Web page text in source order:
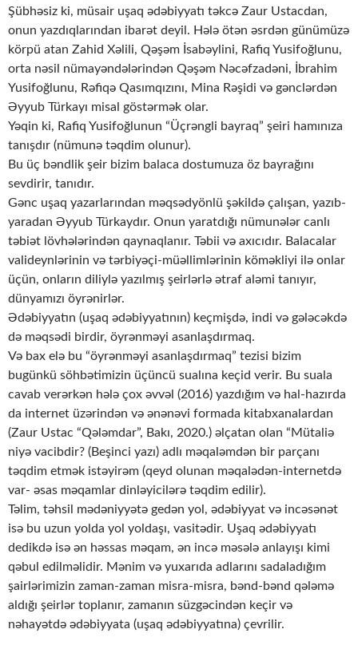
Şübhəsiz ki, müsair uşaq ədəbiyyatı təkcə Zaur Ustacdan,
onun yazdıqlarından ibarət deyil. Hələ ötən əsrdən günümüzə
körpü atan Zahid Xəlili, Qəşəm İsabəylini, Rafiq Yusifoğlunu,
orta nəsil nümayəndələrindən Qəşəm Nəcəfzadəni, İbrahim
Yusifoğlunu, Rəfiqə Qasımqızını, Mina Rəşidi və gənclərdən
Əyyub Türkayı misal göstərmək olar.
Yəqin ki, Rafiq Yusifoğlunun “Üçrəngli bayraq” şeiri hamınıza
tanışdır (nümunə təqdim olunur).
Bu üç bəndlik şeir bizim balaca dostumuza öz bayrağını
sevdirir, tanıdır.
Gənc uşaq yazarlarından məqsədyönlü şəkildə çalışan, yazıb-
yaradan Əyyub Türkaydır. Onun yaratdığı nümunələr canlı
təbiət lövhələrindən qaynaqlanır. Təbii və axıcıdır. Balacalar
valideynlərinin və tərbiyəçi-müəllimlərinin köməkliyi ilə onlar
üçün, onların diliylə yazılmış şeirlərlə ətraf aləmi tanıyır,
dünyamızı öyrənirlər.
Ədəbiyyatın (uşaq ədəbiyyatının) keçmişdə, indi və gələcəkdə
də məqsədi birdir, öyrənməyi asanlaşdırmaq.
Və bax elə bu “öyrənməyi asanlaşdırmaq” tezisi bizim
bugünkü söhbətimizin üçüncü sualına keçid verir. Bu suala
cavab verərkən hələ çox əvvəl (2016) yazdığım və hal-hazırda
da internet üzərindən və ənənəvi formada kitabxanalardan
(Zaur Ustac “Qələmdar”, Bakı, 2020.) əlçatan olan “Mütaliə
niyə vacibdir? (Beşinci yazı) adlı məqaləmdən bir parçanı
təqdim etmək istəyirəm (qeyd olunan məqalədən-internetdə
var- əsas məqamlar dinləyicilərə təqdim edilir).
Təlim, təhsil mədəniyyətə gedən yol, ədəbiyyat və incəsənət
isə bu uzun yolda yol yoldaşı, vasitədir. Uşaq ədəbiyyatı
dedikdə isə ən həssas məqam, ən incə məsələ anlayışı kimi
qəbul edilməlidir. Mənim və yuxarıda adlarını sadaladığım
şairlərimizin zaman-zaman misra-misra, bənd-bənd qələmə
aldığı şeirlər toplanır, zamanın süzgəcindən keçir və
nəhayətdə ədəbiyyata (uşaq ədəbiyyatına) çevrilir.